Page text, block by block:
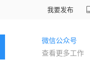
我要发布
微信公众号
查看更多工作